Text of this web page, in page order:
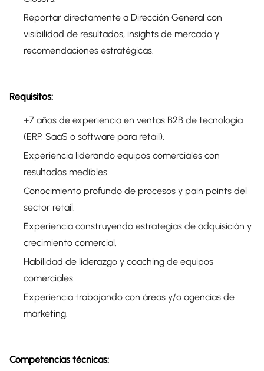
Reportar directamente a Dirección General con
visibilidad de resultados, insights de mercado y
recomendaciones estratégicas.
Requisitos:
+7 años de experiencia en ventas B2B de tecnología
(ERP, SaaS o software para retail).
Experiencia liderando equipos comerciales con
resultados medibles.
Conocimiento profundo de procesos y pain points del
sector retail.
Experiencia construyendo estrategias de adquisición y
crecimiento comercial.
Habilidad de liderazgo y coaching de equipos
comerciales.
Experiencia trabajando con áreas y/o agencias de
marketing.
Competencias técnicas: